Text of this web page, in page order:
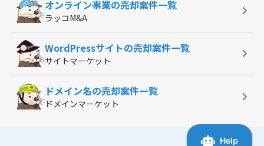
オンライン事業の売却案件一覧
ラッコM&A
WordPressサイトの売却案件一覧
サイトマーケット
ドメイン名の売却案件一覧
ドメインマーケット